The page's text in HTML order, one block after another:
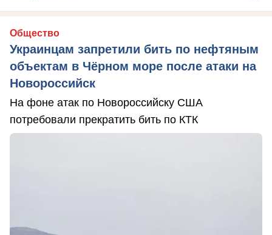
Общество
Украинцам запретили бить по нефтяным
объектам в Чёрном море после атаки на
Новороссийск
На фоне атак по Новороссийску США
потребовали прекратить бить по КТК